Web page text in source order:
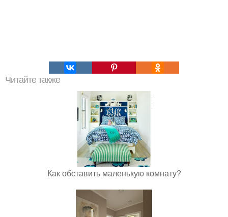
Читайте также
Как обставить маленькую комнату?